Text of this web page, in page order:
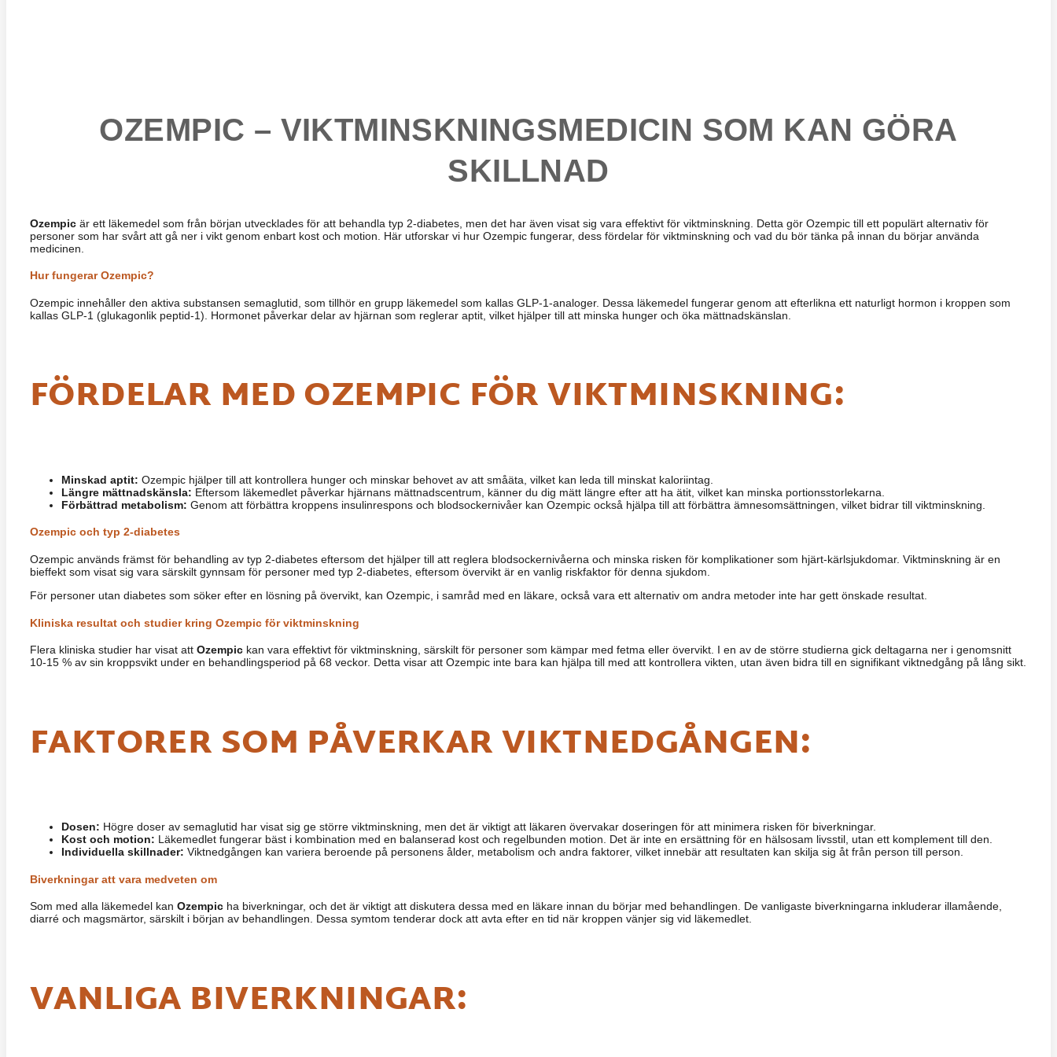
OZEMPIC – VIKTMINSKNINGSMEDICIN SOM KAN GÖRA
SKILLNAD
Ozempic är ett läkemedel som från början utvecklades för att behandla typ 2-diabetes, men det har även visat sig vara effektivt för viktminskning. Detta gör Ozempic till ett populärt alternativ för
personer som har svårt att gå ner i vikt genom enbart kost och motion. Här utforskar vi hur Ozempic fungerar, dess fördelar för viktminskning och vad du bör tänka på innan du börjar använda
medicinen.
Hur fungerar Ozempic?
Ozempic innehåller den aktiva substansen semaglutid, som tillhör en grupp läkemedel som kallas GLP-1-analoger. Dessa läkemedel fungerar genom att efterlikna ett naturligt hormon i kroppen som
kallas GLP-1 (glukagonlik peptid-1). Hormonet påverkar delar av hjärnan som reglerar aptit, vilket hjälper till att minska hunger och öka mättnadskänslan.
FÖRDELAR MED OZEMPIC FÖR VIKTMINSKNING:
Minskad aptit: Ozempic hjälper till att kontrollera hunger och minskar behovet av att småäta, vilket kan leda till minskat kaloriintag.
Längre mättnadskänsla: Eftersom läkemedlet påverkar hjärnans mättnadscentrum, känner du dig mätt längre efter att ha ätit, vilket kan minska portionsstorlekarna.
Förbättrad metabolism: Genom att förbättra kroppens insulinrespons och blodsockernivåer kan Ozempic också hjälpa till att förbättra ämnesomsättningen, vilket bidrar till viktminskning.
Ozempic och typ 2-diabetes
Ozempic används främst för behandling av typ 2-diabetes eftersom det hjälper till att reglera blodsockernivåerna och minska risken för komplikationer som hjärt-kärlsjukdomar. Viktminskning är en
bieffekt som visat sig vara särskilt gynnsam för personer med typ 2-diabetes, eftersom övervikt är en vanlig riskfaktor för denna sjukdom.
För personer utan diabetes som söker efter en lösning på övervikt, kan Ozempic, i samråd med en läkare, också vara ett alternativ om andra metoder inte har gett önskade resultat.
Kliniska resultat och studier kring Ozempic för viktminskning
Flera kliniska studier har visat att Ozempic kan vara effektivt för viktminskning, särskilt för personer som kämpar med fetma eller övervikt. I en av de större studierna gick deltagarna ner i genomsnitt
10-15 % av sin kroppsvikt under en behandlingsperiod på 68 veckor. Detta visar att Ozempic inte bara kan hjälpa till med att kontrollera vikten, utan även bidra till en signifikant viktnedgång på lång sikt.
FAKTORER SOM PÅVERKAR VIKTNEDGÅNGEN:
Dosen: Högre doser av semaglutid har visat sig ge större viktminskning, men det är viktigt att läkaren övervakar doseringen för att minimera risken för biverkningar.
Kost och motion: Läkemedlet fungerar bäst i kombination med en balanserad kost och regelbunden motion. Det är inte en ersättning för en hälsosam livsstil, utan ett komplement till den.
Individuella skillnader: Viktnedgången kan variera beroende på personens ålder, metabolism och andra faktorer, vilket innebär att resultaten kan skilja sig åt från person till person.
Biverkningar att vara medveten om
Som med alla läkemedel kan Ozempic ha biverkningar, och det är viktigt att diskutera dessa med en läkare innan du börjar med behandlingen. De vanligaste biverkningarna inkluderar illamående,
diarré och magsmärtor, särskilt i början av behandlingen. Dessa symtom tenderar dock att avta efter en tid när kroppen vänjer sig vid läkemedlet.
VANLIGA BIVERKNINGAR: